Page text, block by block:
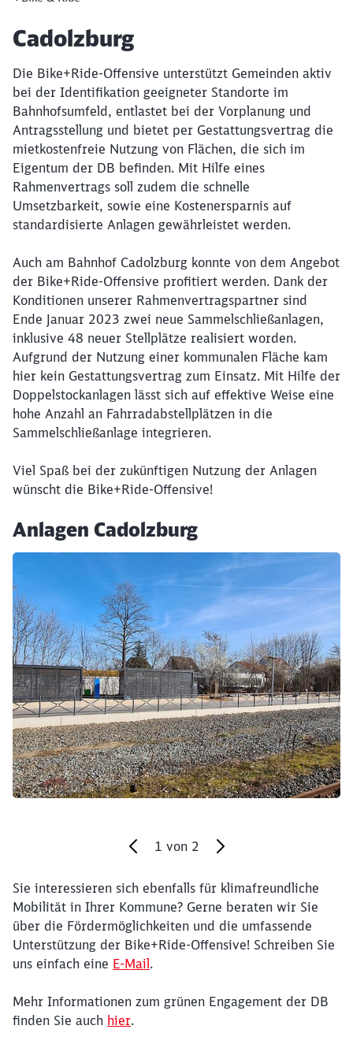
Artikel:
Cadolzburg
Die Bike+Ride-Offensive unterstützt Gemeinden aktiv
bei der Identifikation geeigneter Standorte im
Bahnhofsumfeld, entlastet bei der Vorplanung und
Antragsstellung und bietet per Gestattungsvertrag die
mietkostenfreie Nutzung von Flächen, die sich im
Eigentum der DB befinden. Mit Hilfe eines
Rahmenvertrags soll zudem die schnelle
Umsetzbarkeit, sowie eine Kostenersparnis auf
standardisierte Anlagen gewährleistet werden.
Auch am Bahnhof Cadolzburg konnte von dem Angebot
der Bike+Ride-Offensive profitiert werden. Dank der
Konditionen unserer Rahmenvertragspartner sind
Ende Januar 2023 zwei neue Sammelschließanlagen,
inklusive 48 neuer Stellplätze realisiert worden.
Aufgrund der Nutzung einer kommunalen Fläche kam
hier kein Gestattungsvertrag zum Einsatz. Mit Hilfe der
Doppelstockanlagen lässt sich auf effektive Weise eine
hohe Anzahl an Fahrradabstellplätzen in die
Sammelschließanlage integrieren.
Viel Spaß bei der zukünftigen Nutzung der Anlagen
wünscht die Bike+Ride-Offensive!
Anlagen Cadolzburg
Klicken, um den folgenden Slider zu überspringen
1 von 2
Ende des Sliders
Sie interessieren sich ebenfalls für klimafreundliche
Mobilität in Ihrer Kommune? Gerne beraten wir Sie
über die Fördermöglichkeiten und die umfassende
Unterstützung der Bike+Ride-Offensive! Schreiben Sie
uns einfach eine E-Mail.
Mehr Informationen zum grünen Engagement der DB
finden Sie auch hier.
Möchten Sie zuweitergeleitet